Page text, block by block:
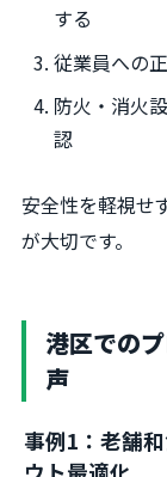
する
従業員への
防火・消火
認
安全性を軽視せ
が大切です。
港区での
声
事例1：老舗